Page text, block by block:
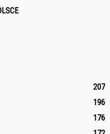
207
196
176